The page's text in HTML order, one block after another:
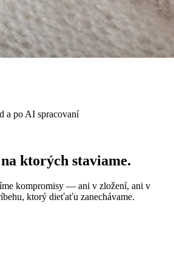
a po AI spracovaní
ktorých staviame.
kompromisy — ani v zložení, ani v
ktorý dieťaťu zanechávame.